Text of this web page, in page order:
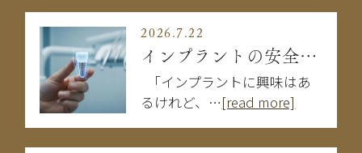
2026.7.22
インプラントの安全性は大丈夫？失敗を防ぐために知るべきこと
「インプラントに興味はあ
るけれど、…[read more]